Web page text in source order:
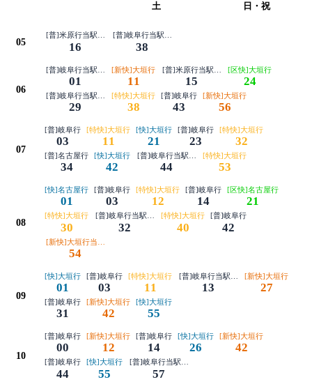
土 日・祝
05
[普]米原行当駅始発
16
[普]岐阜行当駅始発
38
06
[普]岐阜行当駅始発
01
[新快]大垣行
11
[普]米原行当駅始発
15
[区快]大垣行
24
[普]岐阜行当駅始発
29
[特快]大垣行
38
[普]岐阜行
43
[新快]大垣行
56
07
[普]岐阜行
03
[特快]大垣行
11
[快]大垣行
21
[普]岐阜行
23
[特快]大垣行
32
[普]名古屋行
34
[快]大垣行
42
[普]岐阜行当駅始発
44
[特快]大垣行
53
08
[快]名古屋行
01
[普]岐阜行
03
[特快]大垣行
12
[普]岐阜行
14
[区快]名古屋行
21
[特快]大垣行
30
[普]岐阜行当駅始発
32
[特快]大垣行
40
[普]岐阜行
42
[新快]大垣行当駅始発
54
09
[快]大垣行
01
[普]岐阜行
03
[特快]大垣行
11
[普]岐阜行当駅始発
13
[新快]大垣行
27
[普]岐阜行
31
[新快]大垣行
42
[快]大垣行
55
10
[普]岐阜行
00
[新快]大垣行
12
[普]岐阜行
14
[快]大垣行
26
[新快]大垣行
42
[普]岐阜行
44
[快]大垣行
55
[普]岐阜行当駅始発
57